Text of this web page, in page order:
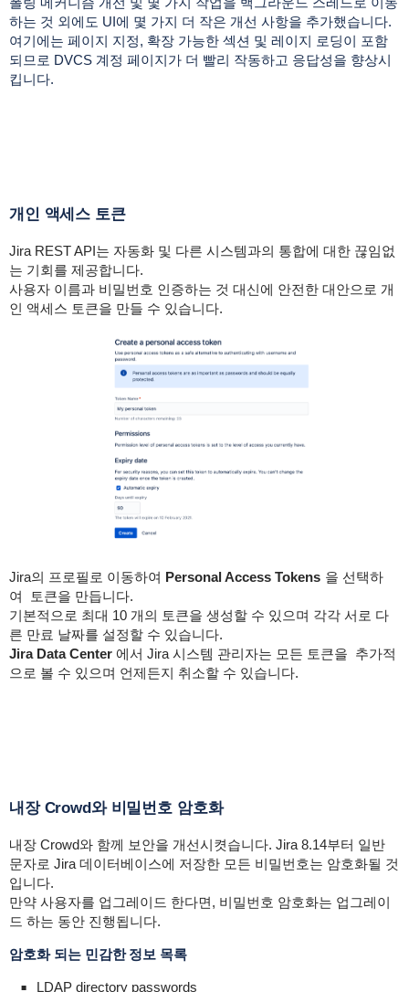
하는 것 외에도 UI에 몇 가지 더 작은 개선 사항을 추가했습니다.
여기에는 페이지 지정, 확장 가능한 섹션 및 레이지 로딩이 포함
되므로 DVCS 계정 페이지가 더 빨리 작동하고 응답성을 향상시
킵니다.
개인 액세스 토큰
Jira REST API는 자동화 및 다른 시스템과의 통합에 대한 끊임없
는 기회를 제공합니다.
사용자 이름과 비밀번호 인증하는 것 대신에 안전한 대안으로 개
인 액세스 토큰을 만들 수 있습니다.
Jira의 프로필로 이동하여 Personal Access Tokens 을 선택하
여
토큰을 만듭니다.
기본적으로 최대 10 개의 토큰을 생성할 수 있으며 각각 서로 다
른 만료 날짜를 설정할 수 있습니다.
Jira Data Center 에서 Jira 시스템 관리자는 모든 토큰을 추가적
으로 볼 수 있으며 언제든지 취소할 수 있습니다.
내장 Crowd와 비밀번호 암호화
내장 Crowd와 함께 보안을 개선시켯습니다. Jira 8.14부터 일반
문자로 Jira 데이터베이스에 저장한 모든 비밀번호는 암호화될 것
입니다.
만약 사용자를 업그레이드 한다면, 비밀번호 암호화는 업그레이
드 하는 동안 진행됩니다.
암호화 되는 민감한 정보 목록
LDAP directory passwords